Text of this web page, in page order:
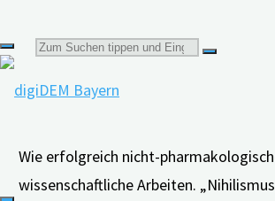
Suchen
Wie erfolgreich nicht-
wissenschaftliche Arbeiten.